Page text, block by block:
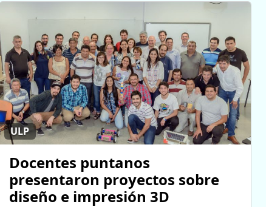
ULP
Docentes puntanos
presentaron proyectos sobre
diseño e impresión 3D